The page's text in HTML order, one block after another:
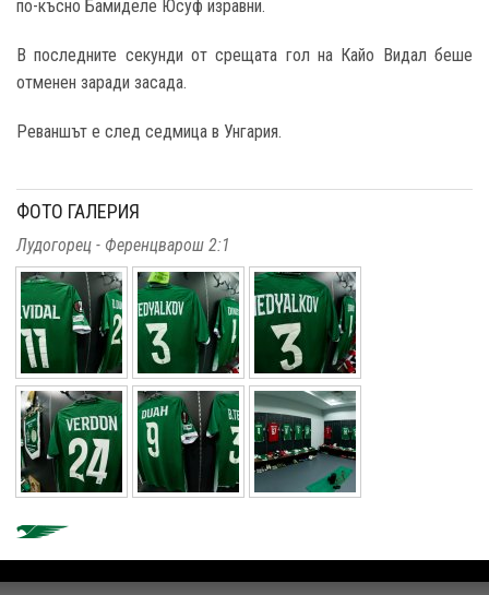
по-късно Бамиделе Юсуф изравни.
В последните секунди от срещата гол на Кайо Видал беше
отменен заради засада.
Реваншът е след седмица в Унгария.
ФОТО ГАЛЕРИЯ
Лудогорец - Ференцварош 2:1